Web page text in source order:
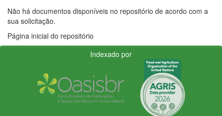
Não há documentos disponíveis no repositório de acordo com a
sua solicitação.
Página inicial do repositório
Indexado por